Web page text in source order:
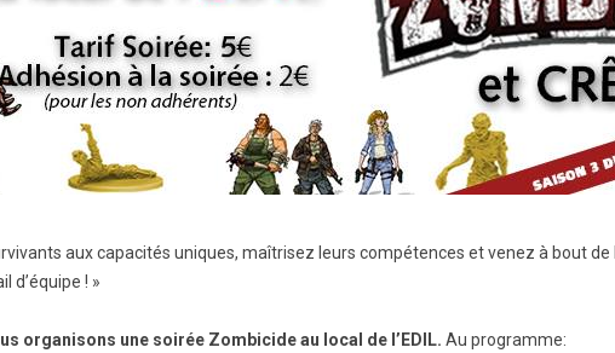
aux capacités uniques, maîtrisez leurs compétences et venez à bout
d’équipe ! »
organisons une soirée Zombicide au local de l’EDIL. Au programme: